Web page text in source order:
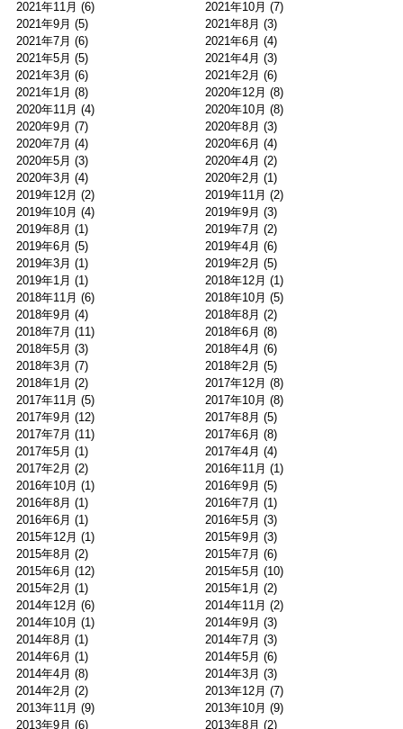
2021年11月 (6) 2021年10月 (7)
2021年9月 (5) 2021年8月 (3)
2021年7月 (6) 2021年6月 (4)
2021年5月 (5) 2021年4月 (3)
2021年3月 (6) 2021年2月 (6)
2021年1月 (8) 2020年12月 (8)
2020年11月 (4) 2020年10月 (8)
2020年9月 (7) 2020年8月 (3)
2020年7月 (4) 2020年6月 (4)
2020年5月 (3) 2020年4月 (2)
2020年3月 (4) 2020年2月 (1)
2019年12月 (2) 2019年11月 (2)
2019年10月 (4) 2019年9月 (3)
2019年8月 (1) 2019年7月 (2)
2019年6月 (5) 2019年4月 (6)
2019年3月 (1) 2019年2月 (5)
2019年1月 (1) 2018年12月 (1)
2018年11月 (6) 2018年10月 (5)
2018年9月 (4) 2018年8月 (2)
2018年7月 (11) 2018年6月 (8)
2018年5月 (3) 2018年4月 (6)
2018年3月 (7) 2018年2月 (5)
2018年1月 (2) 2017年12月 (8)
2017年11月 (5) 2017年10月 (8)
2017年9月 (12) 2017年8月 (5)
2017年7月 (11) 2017年6月 (8)
2017年5月 (1) 2017年4月 (4)
2017年2月 (2) 2016年11月 (1)
2016年10月 (1) 2016年9月 (5)
2016年8月 (1) 2016年7月 (1)
2016年6月 (1) 2016年5月 (3)
2015年12月 (1) 2015年9月 (3)
2015年8月 (2) 2015年7月 (6)
2015年6月 (12) 2015年5月 (10)
2015年2月 (1) 2015年1月 (2)
2014年12月 (6) 2014年11月 (2)
2014年10月 (1) 2014年9月 (3)
2014年8月 (1) 2014年7月 (3)
2014年6月 (1) 2014年5月 (6)
2014年4月 (8) 2014年3月 (3)
2014年2月 (2) 2013年12月 (7)
2013年11月 (9) 2013年10月 (9)
2013年9月 (6) 2013年8月 (2)